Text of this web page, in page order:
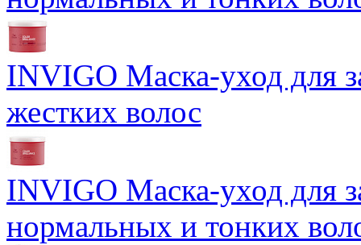
INVIGO Маска-уход для
жестких волос
INVIGO Маска-уход для
нормальных и тонких